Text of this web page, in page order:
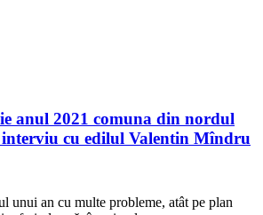
anul 2021 comuna din nordul
cu edilul Valentin Mîndru
unui an cu multe probleme, atât pe plan